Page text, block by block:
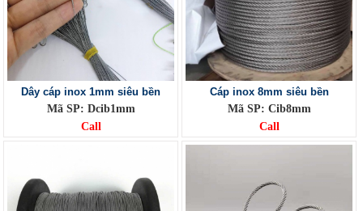
Dây cáp inox 1mm siêu bền
Mã SP: Dcib1mm
Call
Cáp inox 8mm siêu bền
Mã SP: Cib8mm
Call